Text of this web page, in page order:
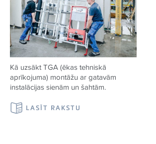
Kā uzsākt TGA (ēkas tehniskā
aprīkojuma) montāžu ar gatavām
instalācijas sienām un šahtām.
LASĪT RAKSTU